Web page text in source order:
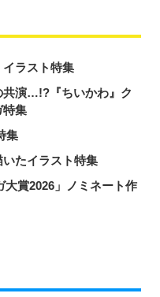
ラスト特集
共演…!?『ちいかわ』ク
特集
集
たイラスト特集
賞2026」ノミネート作